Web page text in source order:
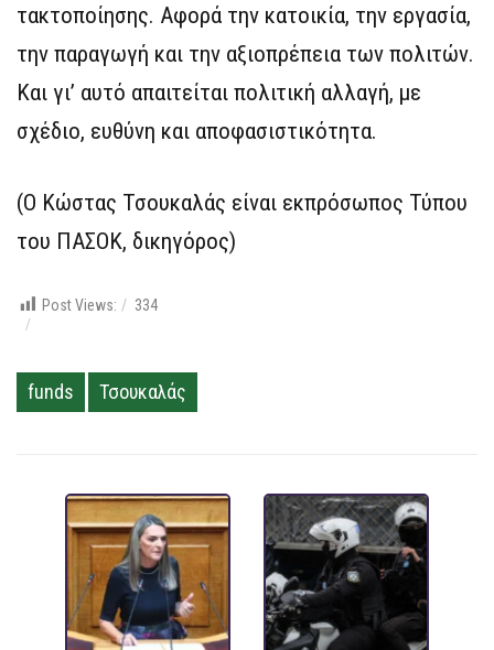
τακτοποίησης. Αφορά την κατοικία, την εργασία,
την παραγωγή και την αξιοπρέπεια των πολιτών.
Και γι’ αυτό απαιτείται πολιτική αλλαγή, με
σχέδιο, ευθύνη και αποφασιστικότητα.
(Ο Κώστας Τσουκαλάς είναι εκπρόσωπος Τύπου
του ΠΑΣΟΚ, δικηγόρος)
Post Views: 334
funds Τσουκαλάς